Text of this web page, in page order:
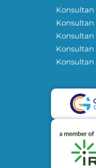
Konsultan
Konsultan
Konsultan
Konsultan
Konsultan